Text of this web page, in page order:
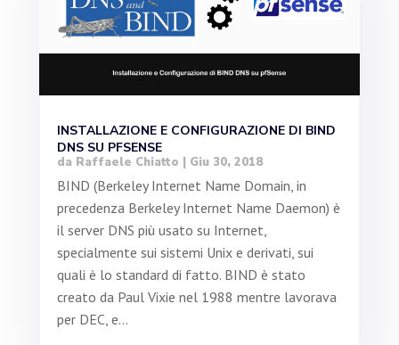
INSTALLAZIONE E CONFIGURAZIONE DI BIND
DNS SU PFSENSE
da Raffaele Chiatto Giu 30, 2018
BIND (Berkeley Internet Name Domain, in
precedenza Berkeley Internet Name Daemon) è
il server DNS più usato su Internet,
specialmente sui sistemi Unix e derivati, sui
quali è lo standard di fatto. BIND è stato
creato da Paul Vixie nel 1988 mentre lavorava
per DEC, e...